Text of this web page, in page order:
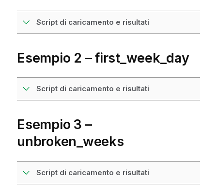
Script di caricamento e risultati
Esempio 2 – first_week_day
Script di caricamento e risultati
Esempio 3 –
unbroken_weeks
Script di caricamento e risultati